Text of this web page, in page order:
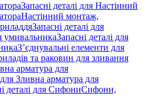
Запасні деталі для Настінний
Настінний монтаж,
Запасні деталі для
умивальникаЗапасні деталі для
З’єднувальні елементи для
та раковин для зливання
арматура для
для Зливна арматура для
деталі для СифониСифони,